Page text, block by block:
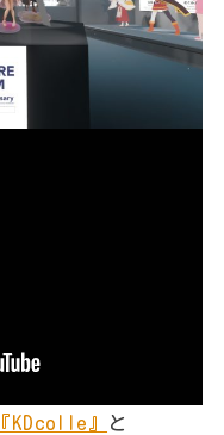
『KDcolle』
と